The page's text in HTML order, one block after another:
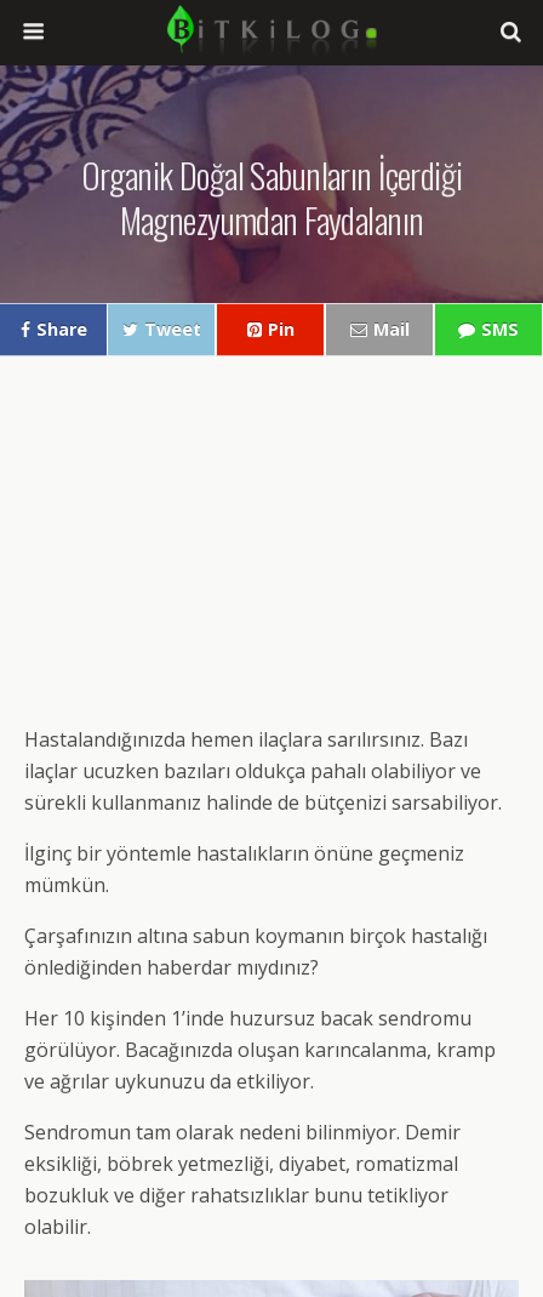
Organik Doğal Sabunların İçerdiği
Magnezyumdan Faydalanın
Share Tweet Pin Mail SMS
Hastalandığınızda hemen ilaçlara sarılırsınız. Bazı
ilaçlar ucuzken bazıları oldukça pahalı olabiliyor ve
sürekli kullanmanız halinde de bütçenizi sarsabiliyor.
İlginç bir yöntemle hastalıkların önüne geçmeniz
mümkün.
Çarşafınızın altına sabun koymanın birçok hastalığı
önlediğinden haberdar mıydınız?
Her 10 kişinden 1’inde huzursuz bacak sendromu
görülüyor. Bacağınızda oluşan karıncalanma, kramp
ve ağrılar uykunuzu da etkiliyor.
Sendromun tam olarak nedeni bilinmiyor. Demir
eksikliği, böbrek yetmezliği, diyabet, romatizmal
bozukluk ve diğer rahatsızlıklar bunu tetikliyor
olabilir.